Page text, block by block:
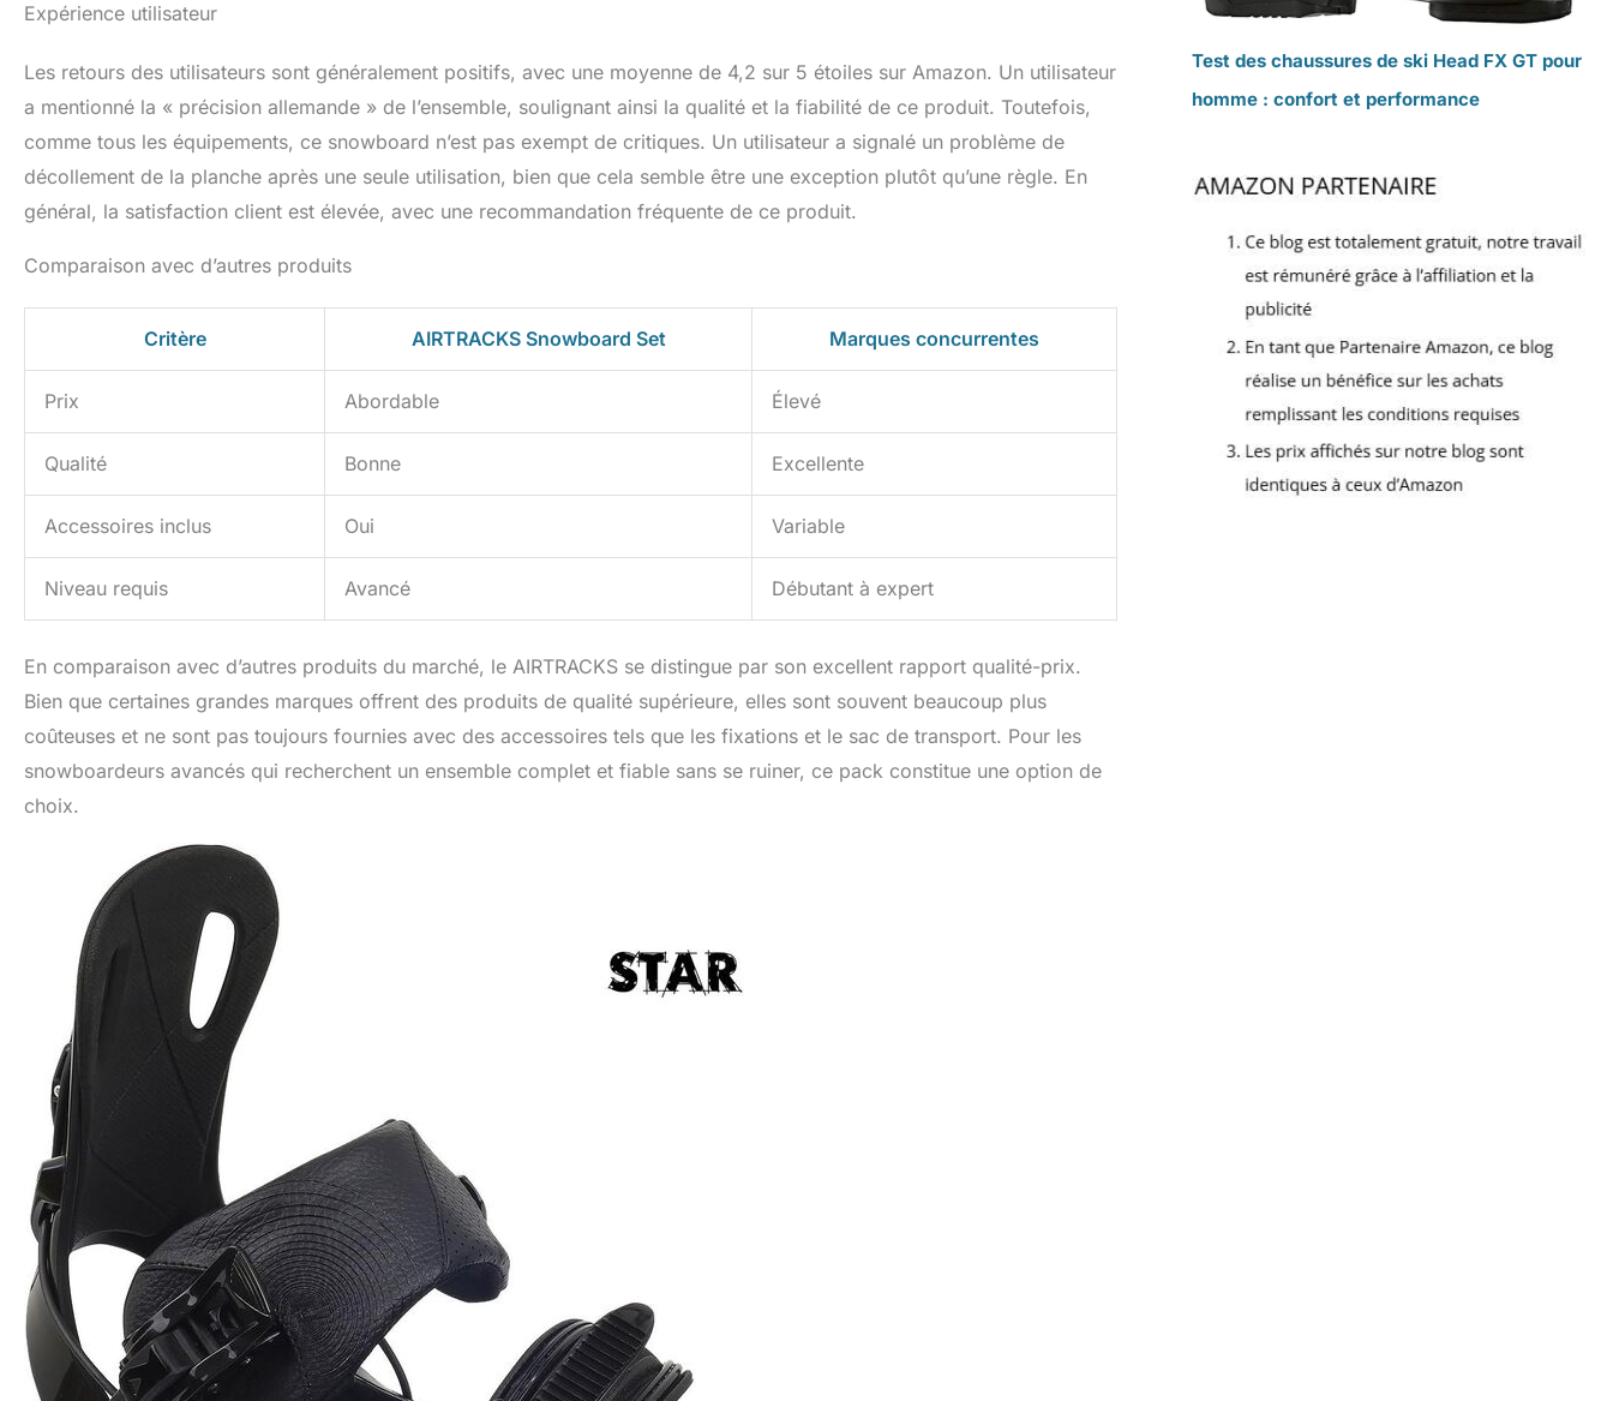
Expérience utilisateur
Les retours des utilisateurs sont généralement positifs, avec une moyenne de 4,2 sur 5 étoiles sur Amazon. Un utilisateur
a mentionné la « précision allemande » de l’ensemble, soulignant ainsi la qualité et la fiabilité de ce produit. Toutefois,
comme tous les équipements, ce snowboard n’est pas exempt de critiques. Un utilisateur a signalé un problème de
décollement de la planche après une seule utilisation, bien que cela semble être une exception plutôt qu’une règle. En
général, la satisfaction client est élevée, avec une recommandation fréquente de ce produit.
Comparaison avec d’autres produits
Critère AIRTRACKS Snowboard Set Marques concurrentes
Prix Abordable Élevé
Qualité Bonne Excellente
Accessoires inclus Oui Variable
Niveau requis Avancé Débutant à expert
En comparaison avec d’autres produits du marché, le AIRTRACKS se distingue par son excellent rapport qualité-prix.
Bien que certaines grandes marques offrent des produits de qualité supérieure, elles sont souvent beaucoup plus
coûteuses et ne sont pas toujours fournies avec des accessoires tels que les fixations et le sac de transport. Pour les
snowboardeurs avancés qui recherchent un ensemble complet et fiable sans se ruiner, ce pack constitue une option de
choix.
Test des chaussures de ski Head FX GT pour
homme : confort et performance